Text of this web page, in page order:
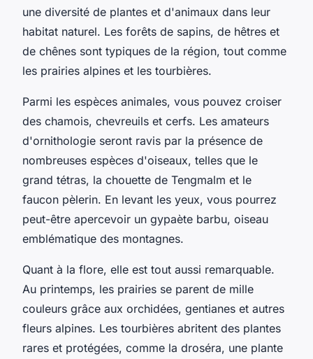
une diversité de plantes et d'animaux dans leur
habitat naturel. Les forêts de sapins, de hêtres et
de chênes sont typiques de la région, tout comme
les prairies alpines et les tourbières.
Parmi les espèces animales, vous pouvez croiser
des chamois, chevreuils et cerfs. Les amateurs
d'ornithologie seront ravis par la présence de
nombreuses espèces d'oiseaux, telles que le
grand tétras, la chouette de Tengmalm et le
faucon pèlerin. En levant les yeux, vous pourrez
peut-être apercevoir un gypaète barbu, oiseau
emblématique des montagnes.
Quant à la flore, elle est tout aussi remarquable.
Au printemps, les prairies se parent de mille
couleurs grâce aux orchidées, gentianes et autres
fleurs alpines. Les tourbières abritent des plantes
rares et protégées, comme la droséra, une plante